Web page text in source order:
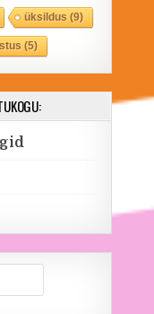
üksildus(9)
(5)